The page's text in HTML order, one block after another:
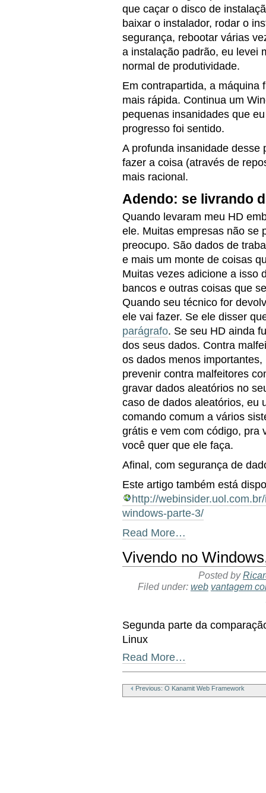
que caçar o disco de
baixar o instalador, rodar o
segurança, rebootar várias
a instalação padrão, eu levei
normal de produtividade.
Em contrapartida, a máquina
mais rápida. Continua um
pequenas insanidades que
progresso foi sentido.
A profunda insanidade desse
fazer a coisa (através de
mais racional.
Adendo: se livrando
Quando levaram meu HD
ele. Muitas empresas não se
preocupo. São dados de
e mais um monte de coisas
Muitas vezes adicione a isso
bancos e outras coisas que
Quando seu técnico for
ele vai fazer. Se ele disser
parágrafo. Se seu HD ainda
dos seus dados. Contra
os dados menos
prevenir contra malfeitores
gravar dados aleatórios no
caso de dados aleatórios, eu
comando comum a vários
grátis e vem com código, pra
você quer que ele faça.
Afinal, com segurança de
Este artigo também está
http://
windows-parte-3/
Read More…
Vivendo no
Posted by
Filed under: web vantagem
Segunda parte da
Linux
Read More…
ActionsPrevious: O Kanamit Web Framework